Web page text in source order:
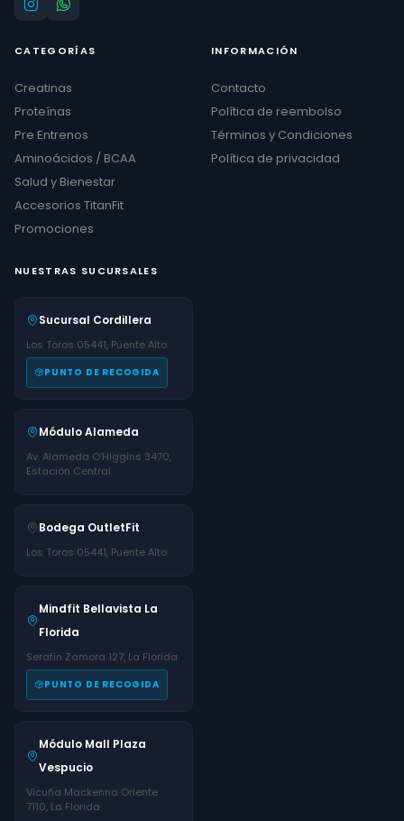
CATEGORÍAS
Creatinas
Proteínas
Pre Entrenos
Aminoácidos / BCAA
Salud y Bienestar
Accesorios TitanFit
Promociones
INFORMACIÓN
Contacto
Política de reembolso
Términos y Condiciones
Política de privacidad
NUESTRAS SUCURSALES
Sucursal Cordillera
Los Toros 05441, Puente Alto
PUNTO DE RECOGIDA
Módulo Alameda
Av. Alameda O'Higgins 3470,
Estación Central
Bodega OutletFit
Los Toros 05441, Puente Alto
Mindfit Bellavista La
Florida
Serafin Zamora 127, La Florida
PUNTO DE RECOGIDA
Módulo Mall Plaza
Vespucio
Vicuña Mackenna Oriente
7110, La Florida